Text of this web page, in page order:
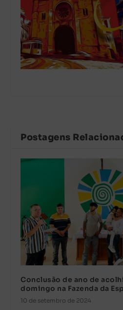
Postagens
Conclusão de ano de
domingo na Fazenda da
10 de setembro de 2024